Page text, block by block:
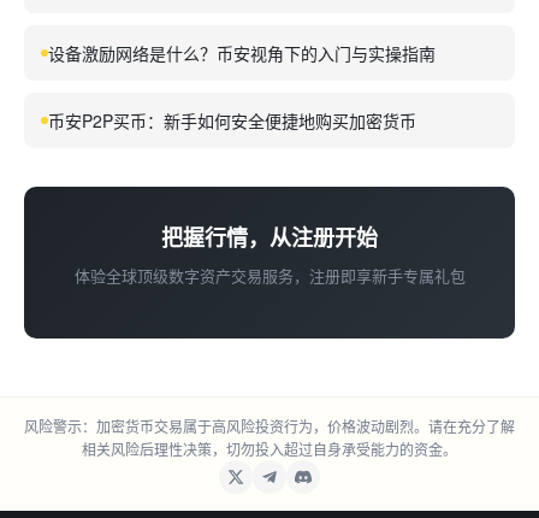
设备激励网络是什么？币安视角下的入门与实操指南
币安P2P买币：新手如何安全便捷地购买加密货币
把握行情，从注册开始
体验全球顶级数字资产交易服务，注册即享新手专属礼包
风险警示：加密货币交易属于高风险投资行为，价格波动剧烈。请在充分了解
相关风险后理性决策，切勿投入超过自身承受能力的资金。